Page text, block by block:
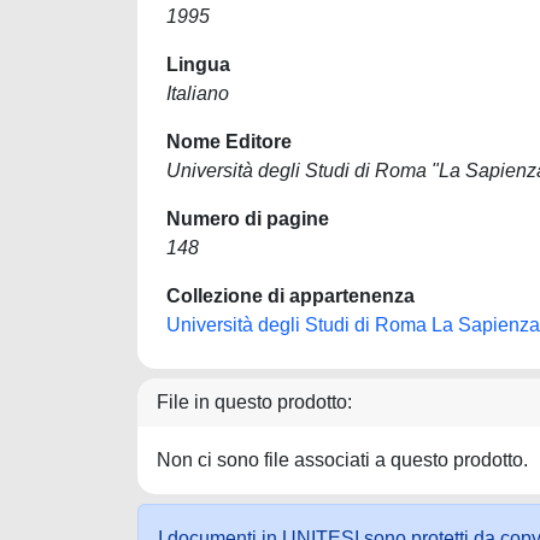
1995
Lingua
Italiano
Nome Editore
Università degli Studi di Roma "La
Numero di pagine
148
Collezione di appartenenza
Università degli Studi di Roma La Sapienza
File in questo prodotto:
Non ci sono file associati a questo prodotto.